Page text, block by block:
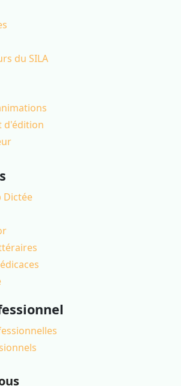
du SILA
d'édition
Dictée